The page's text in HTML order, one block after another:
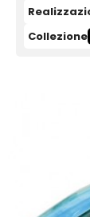
Collezione